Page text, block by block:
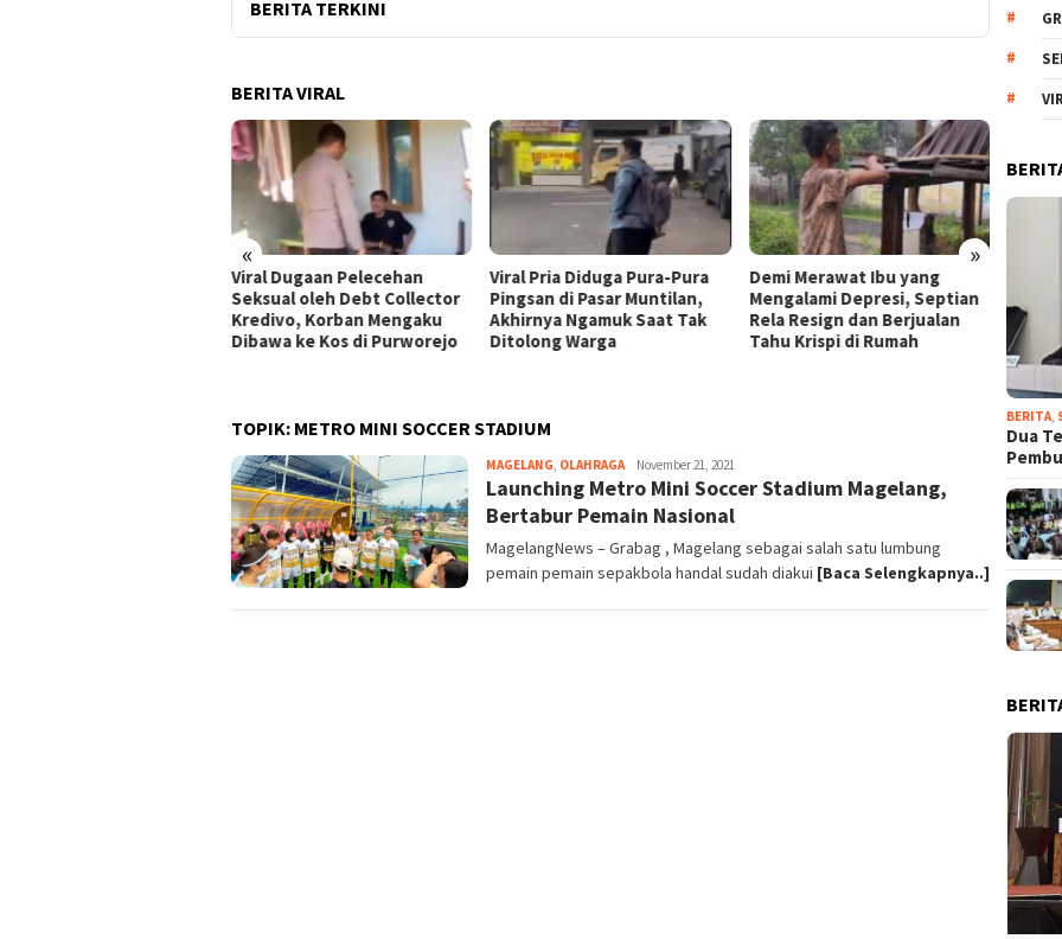
BERITA TERKINI
BERITA VIRAL
« »
Viral Dugaan Pelecehan
Seksual oleh Debt Collector
Kredivo, Korban Mengaku
Dibawa ke Kos di Purworejo
Viral Pria Diduga Pura-Pura
Pingsan di Pasar Muntilan,
Akhirnya Ngamuk Saat Tak
Ditolong Warga
Demi Merawat Ibu yang
Mengalami Depresi, Septian
Rela Resign dan Berjualan
Tahu Krispi di Rumah
Bantu
TOPIK: METRO MINI SOCCER STADIUM
MAGELANG, OLAHRAGAmagelangnews
November 21, 2021
Launching Metro Mini Soccer Stadium Magelang,
Bertabur Pemain Nasional
MagelangNews – Grabag , Magelang sebagai salah satu lumbung
pemain pemain sepakbola handal sudah diakui [Baca Selengkapnya..]
BERITA,
Dua